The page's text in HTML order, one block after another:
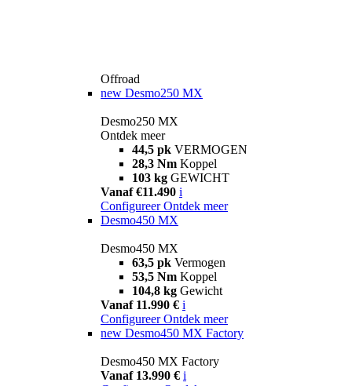
Offroad
new Desmo250 MX
Desmo250 MX
Ontdek meer
44,5 pk VERMOGEN
28,3 Nm Koppel
103 kg GEWICHT
Vanaf €11.490 i
Configureer Ontdek meer
Desmo450 MX
Desmo450 MX
63,5 pk Vermogen
53,5 Nm Koppel
104,8 kg Gewicht
Vanaf 11.990 € i
Configureer Ontdek meer
new Desmo450 MX Factory
Desmo450 MX Factory
Vanaf 13.990 € i